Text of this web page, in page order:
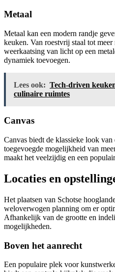
Metaal
Metaal kan een modern randje
keuken. Van roestvrij staal tot
weerkaatsing van licht op een
dynamiek toevoegen.
Lees ook: Tech-driven
culinaire ruimtes
Canvas
Canvas biedt de klassieke look
toegevoegde mogelijkheid van
maakt het veelzijdig en een
Locaties en
Het plaatsen van Schotse
weloverwogen planning om er
Afhankelijk van de grootte en
mogelijkheden.
Boven het aanrecht
Een populaire plek voor